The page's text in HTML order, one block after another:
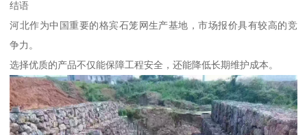
结语
河北作为中国重要的格宾石笼网生产基地，市场报价具有较高的竞
争力。
选择优质的产品不仅能保障工程安全，还能降低长期维护成本。